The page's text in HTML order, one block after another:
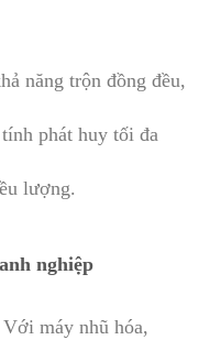
năng trộn đồng đều,
phát huy tối đa
lượng.
nghiệp
máy nhũ hóa,